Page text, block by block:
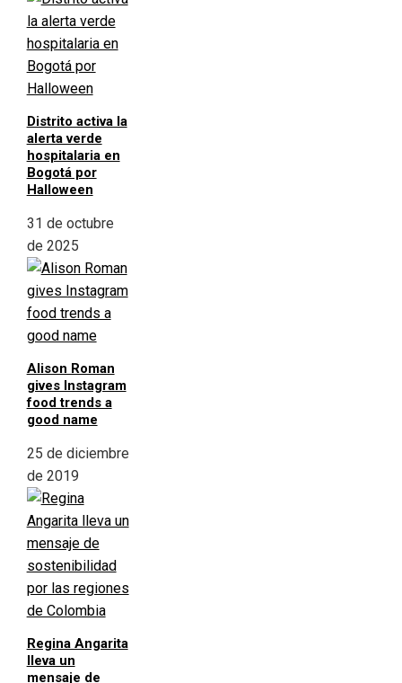
Distrito activa la
alerta verde
hospitalaria en
Bogotá por
Halloween
31 de octubre
de 2025
Alison Roman
gives Instagram
food trends a
good name
25 de diciembre
de 2019
Regina Angarita
lleva un
mensaje de